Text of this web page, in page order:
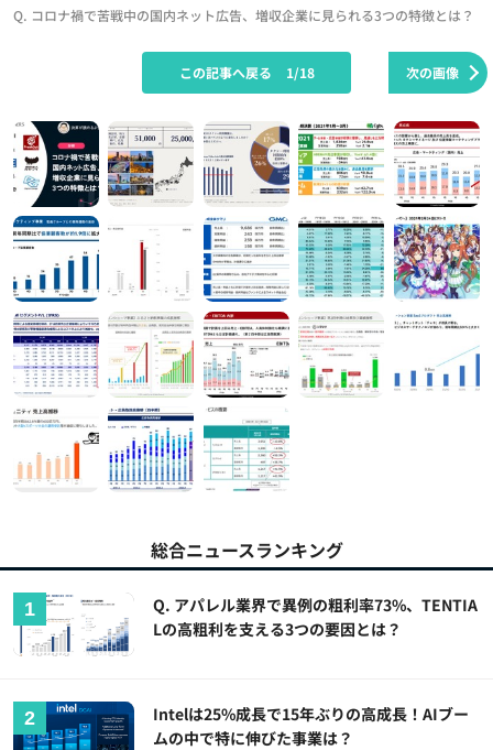
Q. コロナ禍で苦戦中の国内ネット広告、増収企業に見られる3つの特徴とは？
次の画像
この記事へ戻る 1/18
総合ニュースランキング
Q. アパレル業界で異例の粗利率73%、TENTIA
Lの高粗利を支える3つの要因とは？
Intelは25%成長で15年ぶりの高成長！AIブー
ムの中で特に伸びた事業は？